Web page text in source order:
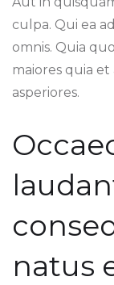
culpa. Qui ea
omnis. Quia
maiores quia
asperiores.
natus